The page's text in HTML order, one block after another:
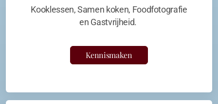
Kooklessen, Samen koken, Foodfotografie
en Gastvrijheid.
Kennismaken